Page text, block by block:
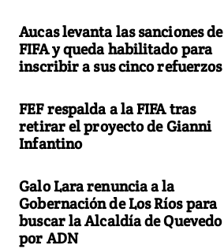
Aucas levanta las sanciones de
FIFA y queda habilitado para
inscribir a sus cinco refuerzos
FEF respalda a la FIFA tras
retirar el proyecto de Gianni
Infantino
Galo Lara renuncia a la
Gobernación de Los Ríos para
buscar la Alcaldía de Quevedo
por ADN